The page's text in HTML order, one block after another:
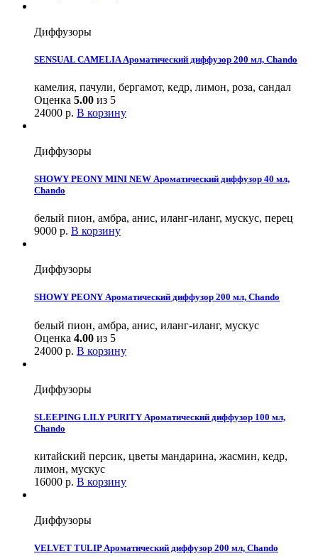
Диффузоры
SENSUAL CAMELIA Ароматический диффузор 200 мл, Chando
камелия, пачули, бергамот, кедр, лимон, роза, сандал
Оценка 5.00 из 5
24000 р. В корзину
Диффузоры
SHOWY PEONY MINI NEW Ароматический диффузор 40 мл,
Chando
белый пион, амбра, анис, иланг-иланг, мускус, перец
9000 р. В корзину
Диффузоры
SHOWY PEONY Ароматический диффузор 200 мл, Chando
белый пион, амбра, анис, иланг-иланг, мускус
Оценка 4.00 из 5
24000 р. В корзину
Диффузоры
SLEEPING LILY PURITY Ароматический диффузор 100 мл,
Chando
китайский персик, цветы мандарина, жасмин, кедр,
лимон, мускус
16000 р. В корзину
Диффузоры
VELVET TULIP Ароматический диффузор 200 мл, Chando